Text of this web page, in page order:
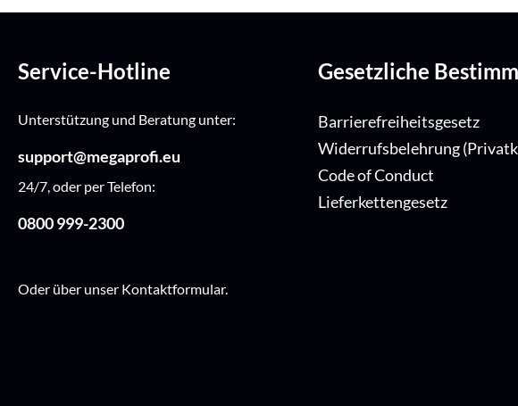
Service-Hotline
Unterstützung und Beratung unter:
support@megaprofi.eu
24/7, oder per Telefon:
0800 999-2300
Oder über unser Kontaktformular.
Gesetzliche
Barrierefreiheitsgesetz
Widerrufsbelehrung
Code of Conduct
Lieferkettengesetz